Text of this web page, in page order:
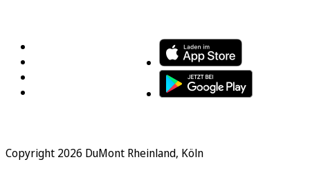
Copyright 2026 DuMont Rheinland, Köln